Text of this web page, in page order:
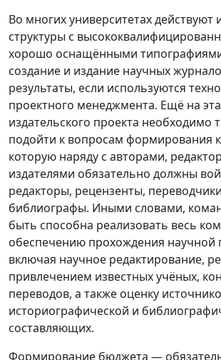
Во многих университетах действуют
структуры с
хорошо оснащёнными
создание и издание научных
результаты, если используются
проектного менеджмента. Ещё на
издательского проекта необходимо
подойти к вопросам формирования
которую наряду с авторами,
издателями обязательно должны
редакторы, рецензенты,
библиографы. Иными словами,
быть способна реализовать весь
обеспечению прохождения научной
включая научное редактирование,
привлечением известных учёных,
переводов, а также оценку
историографической и
составляющих.
Формирование бюджета —